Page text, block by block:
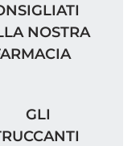
NOSTRA